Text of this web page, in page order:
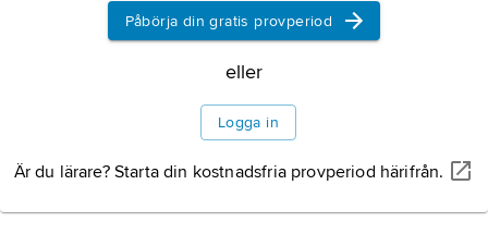
Påbörja din gratis provperiod
eller
Logga in
Är du lärare? Starta din kostnadsfria provperiod härifrån.